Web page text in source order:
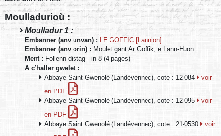
Moulladurioù :
Moulladur 1 :
Embanner (anv unvan) : LE GOFFIC [Lannion]
Embanner (anv orin) : Moulet gant Ar Goffik, e Lann-Huon
Ment : Follenn distag - in-8 (4 pages)
A c’haller gwelet :
Abbaye Saint Gwenolé (Landévennec), cote : 12-084
voir
en PDF
Abbaye Saint Gwenolé (Landévennec), cote : 12-095
voir
en PDF
Abbaye Saint Gwenolé (Landévennec), cote : 21-0530
voir